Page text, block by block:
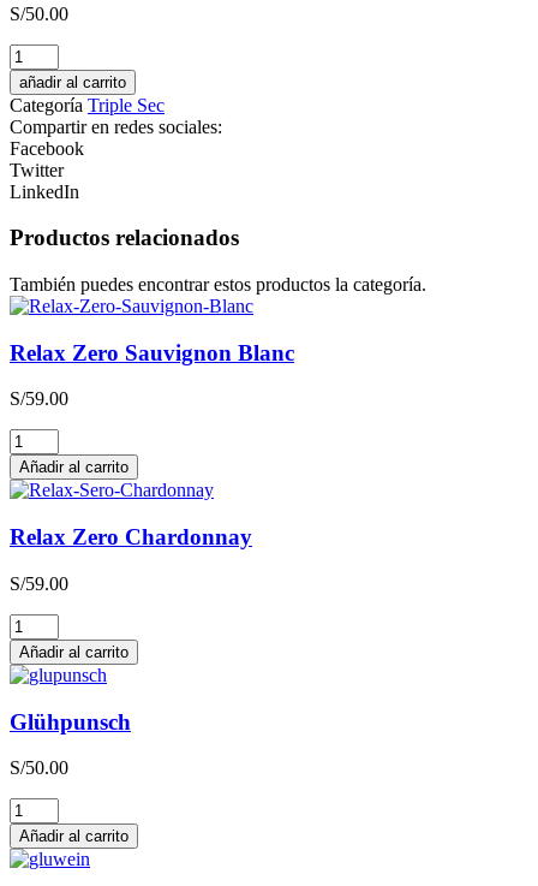
S/50.00
CONCIERE
GIN
Destilado
Americano
cantidad
añadir al carrito
Categoría Triple Sec
Compartir en redes sociales:
Facebook
Twitter
LinkedIn
Productos relacionados
También puedes encontrar estos productos la categoría.
Relax Zero Sauvignon Blanc
S/59.00
Relax
Zero
Sauvignon
Blanc
cantidad
Añadir al carrito
Relax Zero Chardonnay
S/59.00
Relax
Zero
Chardonnay
cantidad
Añadir al carrito
Glühpunsch
S/50.00
Glühpunsch
cantidad
Añadir al carrito